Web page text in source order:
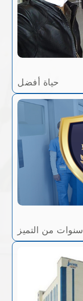
حياة أفضل
سنوات من التميز